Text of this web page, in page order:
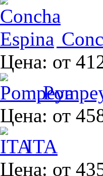
Цена: от
Цена: от
ITA
Цена: от